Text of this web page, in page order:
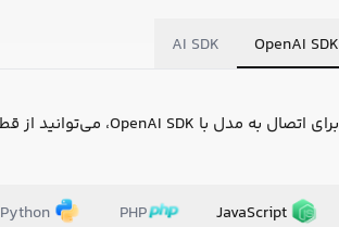
OpenAI SDK
AI SDK
برای اتصال به مدل با OpenAI SDK، می‌توانید از قطعه کدهای زیر، استفاده کنید.
JavaScript
PHP
Python